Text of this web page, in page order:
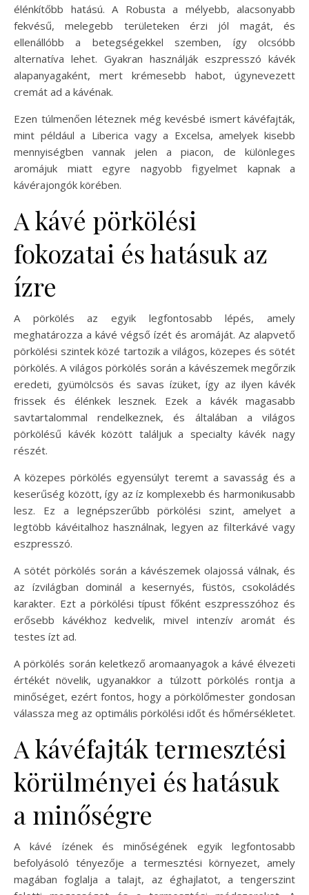
élénkítőbb hatású. A Robusta a mélyebb, alacsonyabb
fekvésű, melegebb területeken érzi jól magát, és
ellenállóbb a betegségekkel szemben, így olcsóbb
alternatíva lehet. Gyakran használják eszpresszó kávék
alapanyagaként, mert krémesebb habot, úgynevezett
cremát ad a kávénak.
Ezen túlmenően léteznek még kevésbé ismert kávéfajták,
mint például a Liberica vagy a Excelsa, amelyek kisebb
mennyiségben vannak jelen a piacon, de különleges
aromájuk miatt egyre nagyobb figyelmet kapnak a
kávérajongók körében.
A kávé pörkölési
fokozatai és hatásuk az
ízre
A pörkölés az egyik legfontosabb lépés, amely
meghatározza a kávé végső ízét és aromáját. Az alapvető
pörkölési szintek közé tartozik a világos, közepes és sötét
pörkölés. A világos pörkölés során a kávészemek megőrzik
eredeti, gyümölcsös és savas ízüket, így az ilyen kávék
frissek és élénkek lesznek. Ezek a kávék magasabb
savtartalommal rendelkeznek, és általában a világos
pörkölésű kávék között találjuk a specialty kávék nagy
részét.
A közepes pörkölés egyensúlyt teremt a savasság és a
keserűség között, így az íz komplexebb és harmonikusabb
lesz. Ez a legnépszerűbb pörkölési szint, amelyet a
legtöbb kávéitalhoz használnak, legyen az filterkávé vagy
eszpresszó.
A sötét pörkölés során a kávészemek olajossá válnak, és
az ízvilágban dominál a kesernyés, füstös, csokoládés
karakter. Ezt a pörkölési típust főként eszpresszóhoz és
erősebb kávékhoz kedvelik, mivel intenzív aromát és
testes ízt ad.
A pörkölés során keletkező aromaanyagok a kávé élvezeti
értékét növelik, ugyanakkor a túlzott pörkölés rontja a
minőséget, ezért fontos, hogy a pörkölőmester gondosan
válassza meg az optimális pörkölési időt és hőmérsékletet.
A kávéfajták termesztési
körülményei és hatásuk
a minőségre
A kávé ízének és minőségének egyik legfontosabb
befolyásoló tényezője a termesztési környezet, amely
magában foglalja a talajt, az éghajlatot, a tengerszint